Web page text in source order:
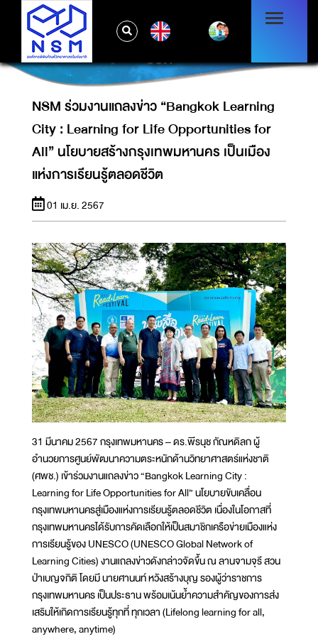
LEARNING CITY : LEARNING FOR LIFE
OPPORTUNITIES FOR ALL” นโยบายสร้าง
กรุงเทพมหานคร เป็นเมืองแห่งการเรียนรู้ตลอด
ชีวิต
NSM ร่วมงานแถลงข่าว “Bangkok Learning
City : Learning for Life Opportunities for
All” นโยบายสร้างกรุงเทพมหานคร เป็นเมือง
แห่งการเรียนรู้ตลอดชีวิต
01 เม.ย. 2567
31 มีนาคม 2567 กรุงเทพมหานคร – ดร.พีรนุช กัณหดิลก ผู้
อำนวยการศูนย์พัฒนาความตระหนักด้านวิทยาศาสตร์แห่งชาติ
(ศพช.) เข้าร่วมงานแถลงข่าว “Bangkok Learning City :
Learning for Life Opportunities for All” นโยบายขับเคลื่อน
กรุงเทพมหานครสู่เมืองแห่งการเรียนรู้ตลอดชีวิต เนื่องในโอกาสที่
กรุงเทพมหานครได้รับการคัดเลือกให้เป็นสมาชิกเครือข่ายเมืองแห่ง
การเรียนรู้ของ UNESCO (UNESCO Global Network of
Learning Cities) งานแถลงข่าวดังกล่าวจัดขึ้น ณ ลานจามจุรี สวน
ป่าเบญจกิติ โดยมี นายศานนท์ หวังสร้างบุญ รองผู้ว่าราชการ
กรุงเทพมหานคร เป็นประธาน พร้อมเน้นย้ำความสำคัญของการส่ง
เสริมให้เกิดการเรียนรู้ทุกที่ ทุกเวลา (Lifelong learning for all,
anywhere, anytime)